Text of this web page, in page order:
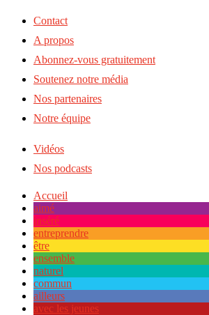
Contact
A propos
Abonnez-vous gratuitement
Soutenez notre média
Nos partenaires
Notre équipe
Vidéos
Nos podcasts
Accueil
aimé
inséré
entreprendre
être
ensemble
naturel
commun
ailleurs
avec les jeunes